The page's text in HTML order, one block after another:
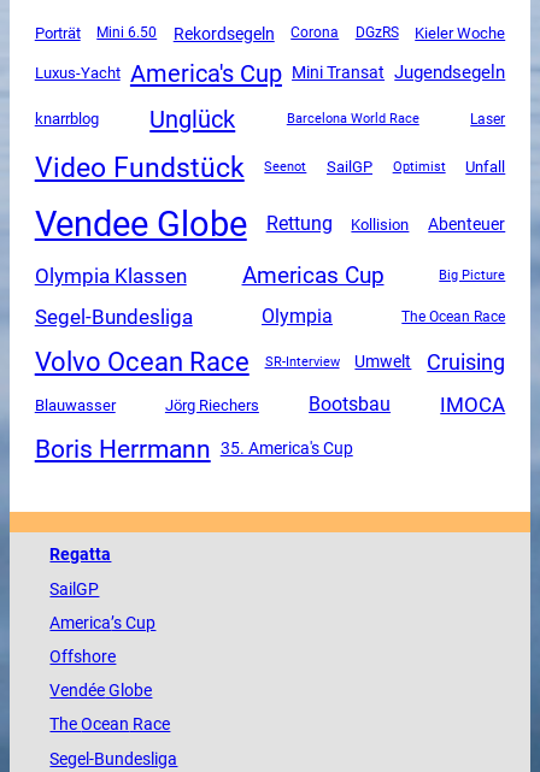
Porträt Mini 6.50 Rekordsegeln Corona DGzRS Kieler Woche
Luxus-Yacht America's Cup Mini Transat Jugendsegeln
knarrblog Unglück Barcelona World Race Laser
Video Fundstück Seenot SailGP Optimist Unfall
Vendee Globe Rettung Kollision Abenteuer
Olympia Klassen Americas Cup Big Picture
Segel-Bundesliga Olympia The Ocean Race
Volvo Ocean Race SR-Interview Umwelt Cruising
Blauwasser Jörg Riechers Bootsbau IMOCA
Boris Herrmann 35. America's Cup
Regatta
SailGP
America’s Cup
Offshore
VendéeGlobe
TheOcean Race
Segel-Bundesliga